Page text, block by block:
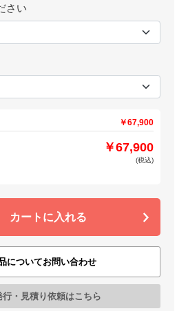
さい
￥67,900
￥67,900
(税込)
カートに入れる
についてお問い合わせ
行・見積り依頼はこちら